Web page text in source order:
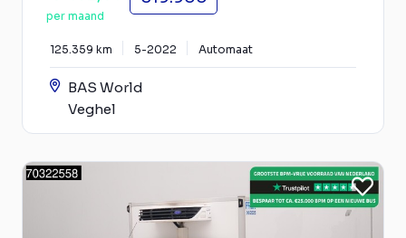
per maand
125.359 km 5-2022 Automaat
BAS World
Veghel